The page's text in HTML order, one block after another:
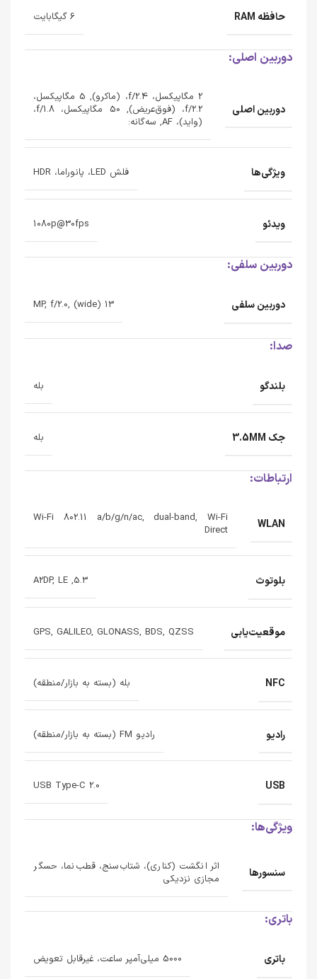
حافظه RAM 6 گیگابایت
دوربین اصلی:
دوربین اصلی
2 مگاپیکسل، f/2.4، (ماکرو), 5 مگاپیکسل،
f/2.2، (فوق‌عریض), 50 مگاپیکسل، f/1.8،
(واید)، AF, سه‌گانه:
ویژگی‌ها فلش LED، پانوراما، HDR
ویدئو 1080p@30fps
دوربین سلفی:
دوربین سلفی 13 MP, f/2.0, (wide)
صدا:
بلندگو بله
جک 3.5MM بله
ارتباطات:
WLAN
Wi-Fi 802.11 a/b/g/n/ac, dual-band, Wi-Fi
Direct
بلوتوث 5.3, A2DP, LE
موقعیت‌یابی GPS, GALILEO, GLONASS, BDS, QZSS
NFC بله (بسته به بازار/منطقه)
رادیو رادیو FM (بسته به بازار/منطقه)
USB
USB Type-C 2.0
ویژگی‌ها:
سنسورها
اثر انگشت (کناری)، شتاب‌سنج، قطب‌نما، حسگر
مجازی نزدیکی
باتری:
باتری 5000 میلی‌آمپر ساعت، غیرقابل تعویض